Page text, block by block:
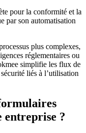
pour la conformité et la
par son automatisation
plus complexes,
réglementaires ou
simplifie les flux de
liés à l’utilisation
entreprise ?